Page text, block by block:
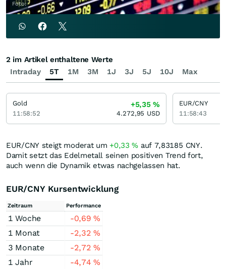
Foto:
EUR/CNY steigt moderat um +0,33% auf 7,83185 CNY.
Damit setzt das Edelmetall seinen positiven Trend fort,
auch wenn die Dynamik etwas nachgelassen hat.
EUR/CNY Kursentwicklung
Zeitraum Performance
1 Woche -0,69%
1 Monat
-2,32%
3 Monate
-2,72%
1 Jahr
-4,74%
Intraday 5T 1M 3M 1J 3J 5J 10J Max
2 im Artikel enthaltene Werte
Gold
11:58:52
+5,35%
4.272,95 USD
EUR/CNY
11:58:43